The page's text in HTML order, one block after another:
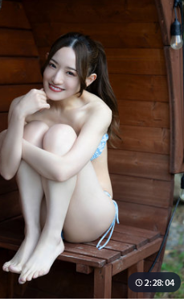
2:28:04